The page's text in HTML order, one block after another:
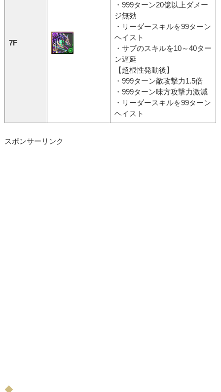
7F
・999ターン20億以上ダメー
ジ無効
・リーダースキルを99ターン
ヘイスト
・サブのスキルを10～40ター
ン遅延
【超根性発動後】
・999ターン敵攻撃力1.5倍
・999ターン味方攻撃力激減
・リーダースキルを99ターン
ヘイスト
スポンサーリンク